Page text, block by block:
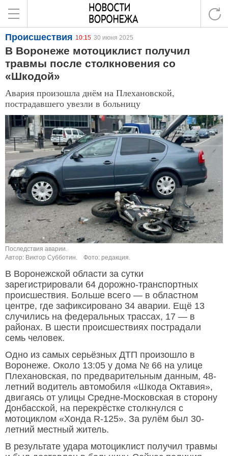
Происшествия 10:15 30 июня 2025
В Воронеже мотоциклист получил
травмы после столкновения со
«Шкодой»
Авария произошла днём на Плехановской,
пострадавшего увезли в больницу
Последствия аварии.
Автор: Виктор Субботин.
Фото: редакция.
В Воронежской области за сутки
зарегистрировали 64 дорожно-транспортных
происшествия. Больше всего — в областном
центре, где зафиксировано 34 аварии. Ещё 13
случились на федеральных трассах, 17 — в
районах. В шести происшествиях пострадали
семь человек.
Одно из самых серьёзных ДТП произошло в
Воронеже. Около 13:05 у дома № 66 на улице
Плехановская, по предварительным данным, 48-
летний водитель автомобиля «Шкода Октавия»,
двигаясь от улицы Средне-Московская в сторону
Донбасской, на перекрёстке столкнулся с
мотоциклом «Хонда R-125». За рулём был 30-
летний местный житель.
В результате удара мотоциклист получил травмы